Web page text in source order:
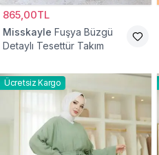
865,00TL
Misskayle Fuşya Büzgü
Detaylı Tesettür Takım
Ücretsiz Kargo